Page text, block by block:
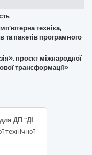
техніка,
та пакетів програмного
проєкт міжнародної
трансформації»
Закупівля засобів інформатизації для ДП "ДІІА" / Procurement of IT equipment for SE "DIIA"
технічної